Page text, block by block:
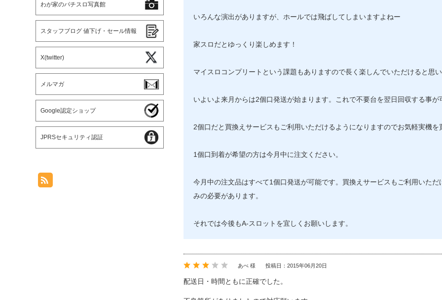
いろんな演出がありますが、ホールでは飛ばしてしまいますよねー
家スロだとゆっくり楽しめます！
マイスロコンプリートという課題もありますので長く楽しんでいただけると思
いよいよ来月からは2個口発送が始まります。これで不要台を翌日回収する事が
2個口だと買換えサービスもご利用いただけるようになりますのでお気軽実機を
1個口到着が希望の方は今月中に注文ください。
今月中の注文品はすべて1個口発送が可能です。買換えサービスもご利用いた
みの必要があります。
それでは今後もA-スロットを宜しくお願いします。
あべ 様 投稿日：2015年06月20日
配送日・時間ともに正確でした。
わが家のパチスロ写真館
スタッフブログ 値下げ・セール情報
X(twitter)
メルマガ
Google認定ショップ
JPRSセキュリティ認証